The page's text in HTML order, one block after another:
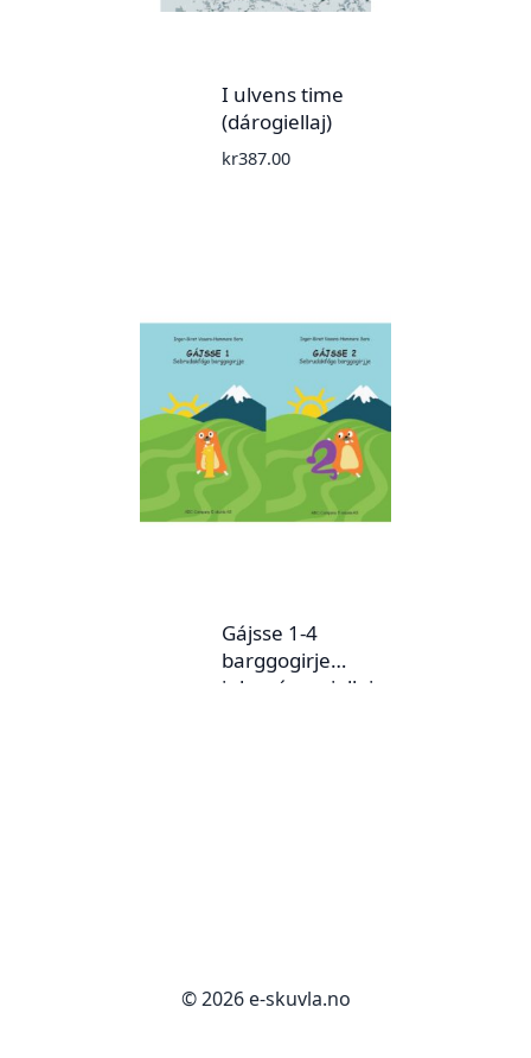
I ulvens time
(dárogiellaj)
kr387.00
Gájsse 1-4
barggogirje
julevsámegiellaj
© 2026 e-skuvla.no